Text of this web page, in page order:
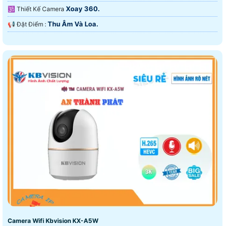
🕉️ Thiết Kế Camera Xoay 360.
️📢 Đặt Điểm : Thu Âm Và Loa.
Camera Wifi Kbvision KX-A5W